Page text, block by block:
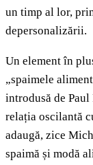
un timp al lor,
depersonalizării.
Un element în
„spaimele
introdusă de
relația oscilantă
adaugă, zice
spaimă și modă